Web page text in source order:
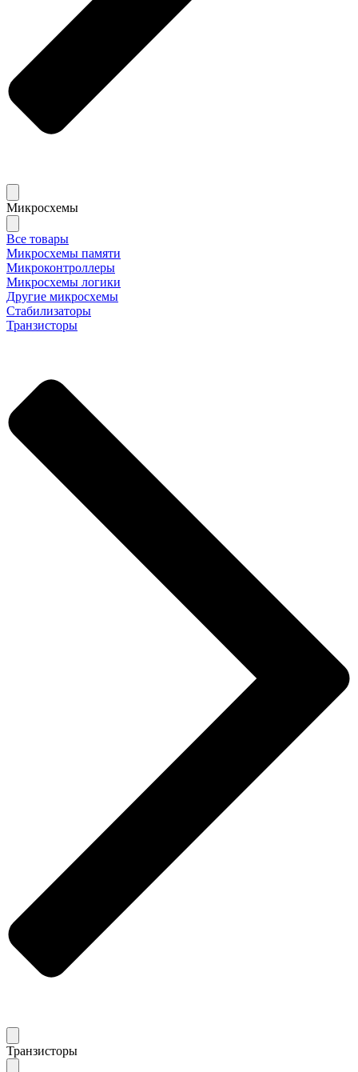
Микросхемы
Все товары
Микросхемы памяти
Микроконтроллеры
Микросхемы логики
Другие микросхемы
Стабилизаторы
Транзисторы
Транзисторы